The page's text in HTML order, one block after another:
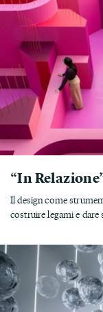
“In
Il design come
costruire legami e dare